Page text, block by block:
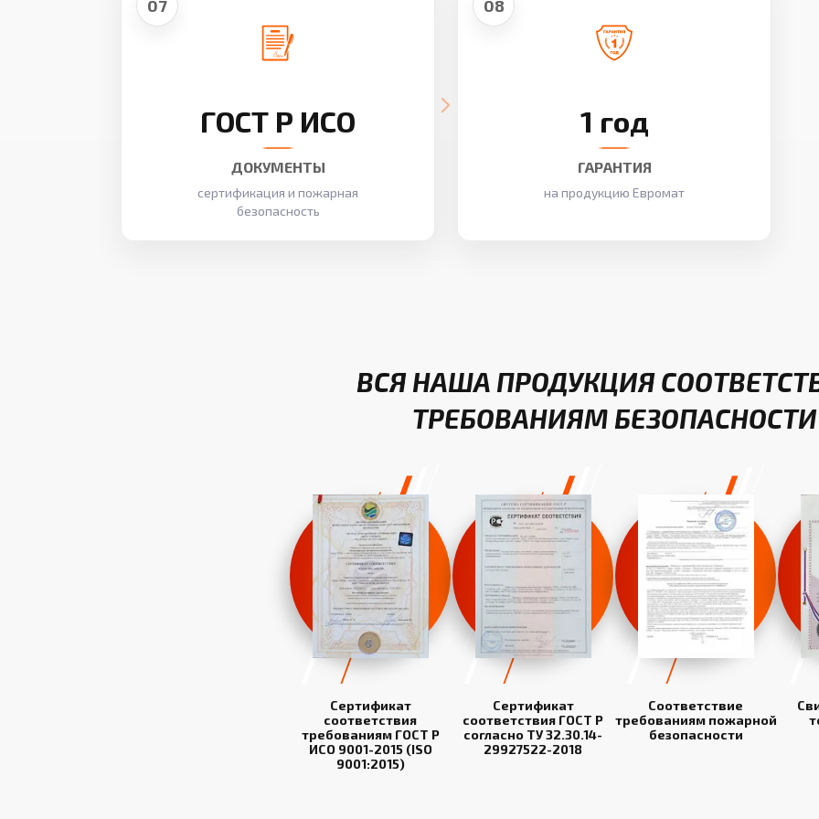
07
ГОСТ Р ИСО
ДОКУМЕНТЫ
сертификация и пожарная
безопасность
08
1 год
ГАРАНТИЯ
на продукцию Евромат
ВСЯ НАША ПРОДУКЦИЯ
ТРЕБОВАНИЯМ БЕЗОПАСНОСТИ
Сертификат
соответствия
требованиям ГОСТ Р
ИСО 9001-2015 (ISO
9001:2015)
Сертификат
соответствия ГОСТ Р
согласно ТУ 32.30.14-
29927522-2018
Соответствие
требованиям пожарной
безопасности